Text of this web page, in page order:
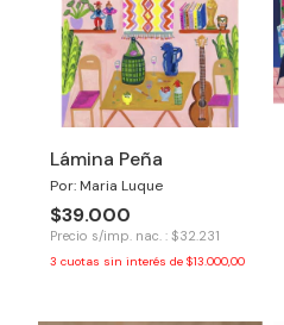
Lámina Peña
Por: Maria Luque
$39.000
Precio s/imp. nac. : $32.231
3 cuotas sin interés de $13.000,00